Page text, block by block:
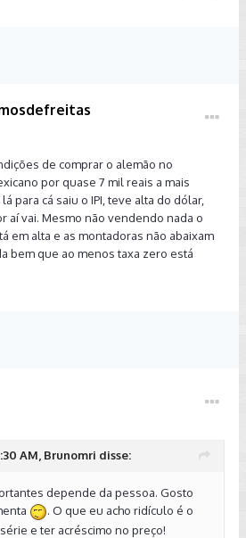
de comprar o alemão no
por quase 7 mil reais a mais
para cá saiu o IPI, teve alta do dólar,
aí vai. Mesmo não vendendo nada o
em alta e as montadoras não abaixam
bem que ao menos taxa zero está
AM, Brunomri disse:
depende da pessoa. Gosto
. O que eu acho ridículo é o
e ter acréscimo no preço!